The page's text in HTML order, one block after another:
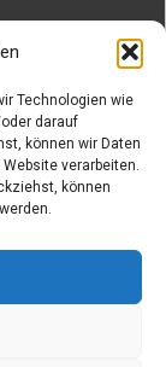
Technologien wie
darauf
können wir Daten
verarbeiten.
können
views